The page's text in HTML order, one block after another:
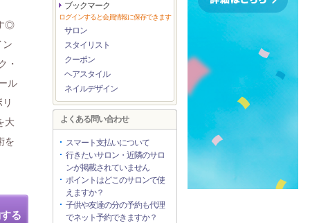
◎
ン
・
ル
大
を
る
ブックマーク
ログインすると会員情報に保存できます
サロン
スタイリスト
クーポン
ヘアスタイル
ネイルデザイン
よくある問い合わせ
スマート支払いについて
行きたいサロン・近隣のサロ
ンが掲載されていません
ポイントはどこのサロンで使
えますか？
子供や友達の分の予約も代理
でネット予約できますか？